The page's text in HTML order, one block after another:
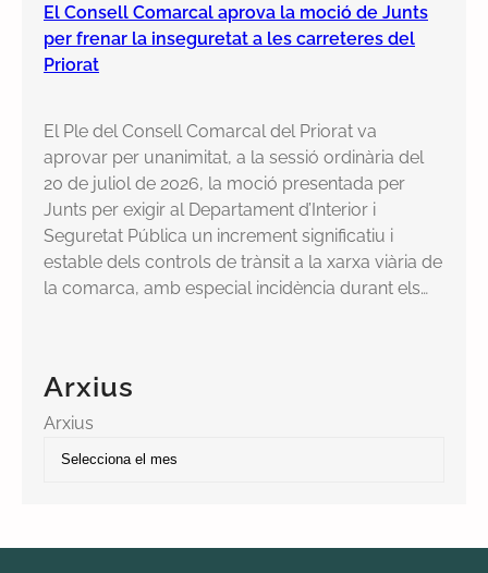
El Consell Comarcal aprova la moció de Junts
per frenar la inseguretat a les carreteres del
Priorat
El Ple del Consell Comarcal del Priorat va
aprovar per unanimitat, a la sessió ordinària del
20 de juliol de 2026, la moció presentada per
Junts per exigir al Departament d’Interior i
Seguretat Pública un increment significatiu i
estable dels controls de trànsit a la xarxa viària de
la comarca, amb especial incidència durant els…
Arxius
Arxius